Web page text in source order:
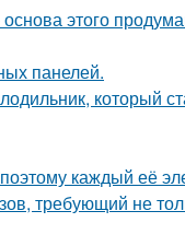
этого
панелей.
который
каждый её
требующий не